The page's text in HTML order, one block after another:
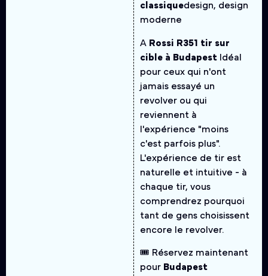
classiquedesign, design
moderne
A Rossi R351 tir sur
cible à Budapest Idéal
pour ceux qui n'ont
jamais essayé un
revolver ou qui
reviennent à
l'expérience "moins
c'est parfois plus".
L'expérience de tir est
naturelle et intuitive - à
chaque tir, vous
comprendrez pourquoi
tant de gens choisissent
encore le revolver.
🎟️ Réservez maintenant
pour Budapest